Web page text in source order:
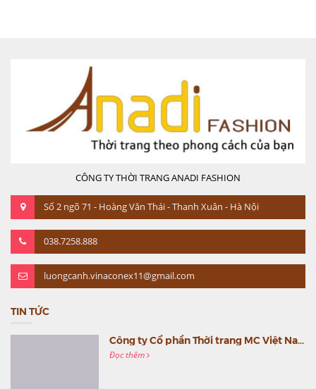
CÔNG TY THỜI TRANG ANADI FASHION
Số 2 ngõ 71 - Hoàng Văn Thái - Thanh Xuân - Hà Nội
038.7258.888
luongcanh.vinaconex11@gmail.com
TIN TỨC
Công ty Cổ phần Thời trang MC Việt Nam (MC Fashion) tổ chức Gala mừng sinh nhật lần thứ 9
Đọc thêm